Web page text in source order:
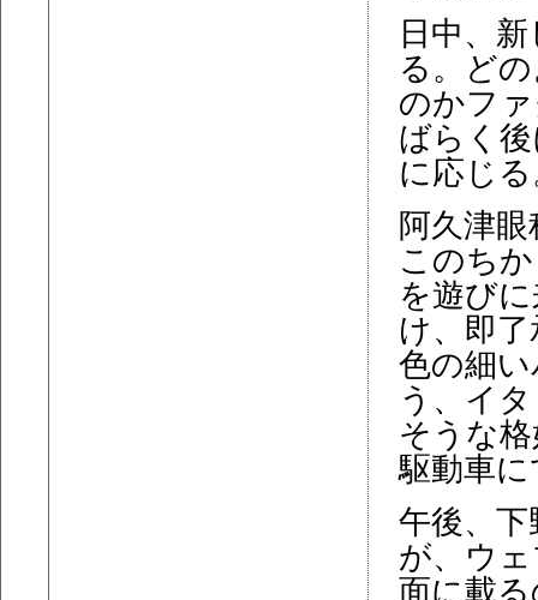
日中、
る。ど
のかフ
ばらく
に応じ
阿久津
このち
を遊び
け、即
色の細
う、イ
そうな
駆動車
午後、
が、ウ
面に載